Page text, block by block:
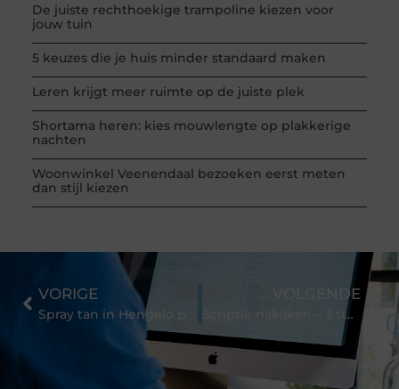
De juiste rechthoekige trampoline kiezen voor
jouw tuin
5 keuzes die je huis minder standaard maken
Leren krijgt meer ruimte op de juiste plek
Shortama heren: kies mouwlengte op plakkerige
nachten
Woonwinkel Veenendaal bezoeken eerst meten
dan stijl kiezen
VORIGE
Spray tan in Hengelo proberen?
VOLGENDE
Scriptie nakijken – 3 tips voor je inhoud: resultatensectie